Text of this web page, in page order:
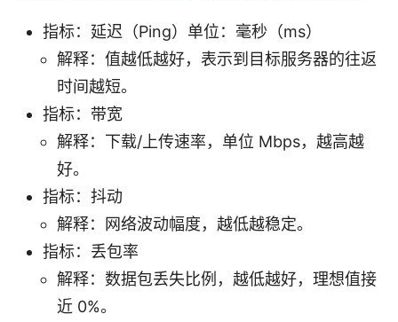
指标：延迟（Ping）单位：毫秒（ms）
解释：值越低越好，表示到目标服务器的往返
时间越短。
指标：带宽
解释：下载/上传速率，单位 Mbps，越高越
好。
指标：抖动
解释：网络波动幅度，越低越稳定。
指标：丢包率
解释：数据包丢失比例，越低越好，理想值接
近 0%。